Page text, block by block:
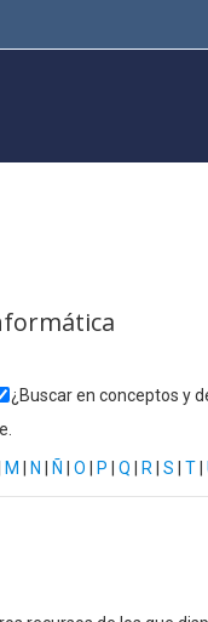
¿Buscar en conceptos y
M N Ñ O P Q R S T|